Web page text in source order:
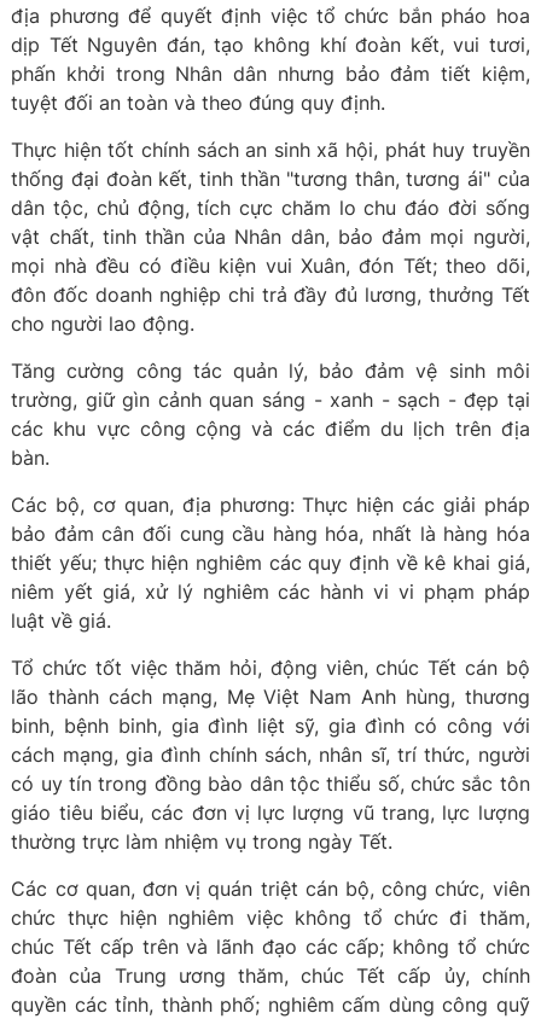
địa phương để quyết định việc tổ chức bắn pháo hoa
dịp Tết Nguyên đán, tạo không khí đoàn kết, vui tươi,
phấn khởi trong Nhân dân nhưng bảo đảm tiết kiệm,
tuyệt đối an toàn và theo đúng quy định.
Thực hiện tốt chính sách an sinh xã hội, phát huy truyền
thống đại đoàn kết, tinh thần "tương thân, tương ái" của
dân tộc, chủ động, tích cực chăm lo chu đáo đời sống
vật chất, tinh thần của Nhân dân, bảo đảm mọi người,
mọi nhà đều có điều kiện vui Xuân, đón Tết; theo dõi,
đôn đốc doanh nghiệp chi trả đầy đủ lương, thưởng Tết
cho người lao động.
Tăng cường công tác quản lý, bảo đảm vệ sinh môi
trường, giữ gìn cảnh quan sáng - xanh - sạch - đẹp tại
các khu vực công cộng và các điểm du lịch trên địa
bàn.
Các bộ, cơ quan, địa phương: Thực hiện các giải pháp
bảo đảm cân đối cung cầu hàng hóa, nhất là hàng hóa
thiết yếu; thực hiện nghiêm các quy định về kê khai giá,
niêm yết giá, xử lý nghiêm các hành vi vi phạm pháp
luật về giá.
Tổ chức tốt việc thăm hỏi, động viên, chúc Tết cán bộ
lão thành cách mạng, Mẹ Việt Nam Anh hùng, thương
binh, bệnh binh, gia đình liệt sỹ, gia đình có công với
cách mạng, gia đình chính sách, nhân sĩ, trí thức, người
có uy tín trong đồng bào dân tộc thiểu số, chức sắc tôn
giáo tiêu biểu, các đơn vị lực lượng vũ trang, lực lượng
thường trực làm nhiệm vụ trong ngày Tết.
Các cơ quan, đơn vị quán triệt cán bộ, công chức, viên
chức thực hiện nghiêm việc không tổ chức đi thăm,
chúc Tết cấp trên và lãnh đạo các cấp; không tổ chức
đoàn của Trung ương thăm, chúc Tết cấp ủy, chính
quyền các tỉnh, thành phố; nghiêm cấm dùng công quỹ